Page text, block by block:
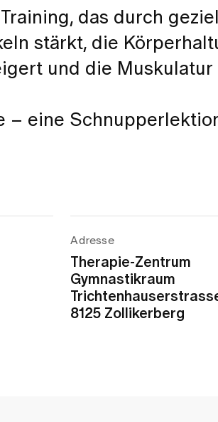
das durch
stärkt, die
und die Muskulatur
– eine
Adresse
Therapie-Zentrum
Gymnastikraum
8125 Zollikerberg